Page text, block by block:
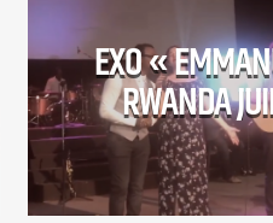
EXO «
RWANDA